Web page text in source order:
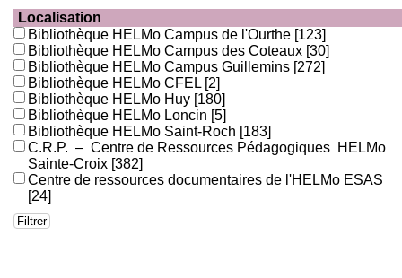
Localisation
Bibliothèque HELMo Campus de l'Ourthe [123]
Bibliothèque HELMo Campus des Coteaux [30]
Bibliothèque HELMo Campus Guillemins [272]
Bibliothèque HELMo CFEL [2]
Bibliothèque HELMo Huy [180]
Bibliothèque HELMo Loncin [5]
Bibliothèque HELMo Saint-Roch [183]
C.R.P. – Centre de Ressources Pédagogiques HELMo
Sainte-Croix [382]
Centre de ressources documentaires de l'HELMo ESAS
[24]